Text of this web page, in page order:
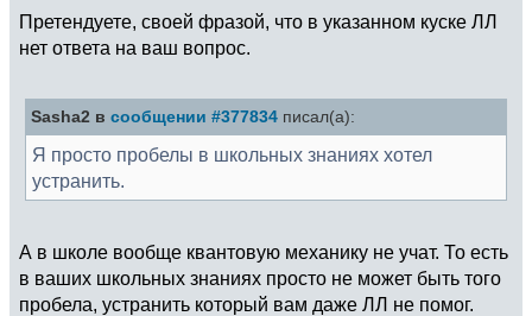
Претендуете, своей фразой, что в указанном куске ЛЛ
нет ответа на ваш вопрос.
Sasha2 в сообщении #377834 писал(а):
Я просто пробелы в школьных знаниях хотел
устранить.
А в школе вообще квантовую механику не учат. То есть
в ваших школьных знаниях просто не может быть того
пробела, устранить который вам даже ЛЛ не помог.